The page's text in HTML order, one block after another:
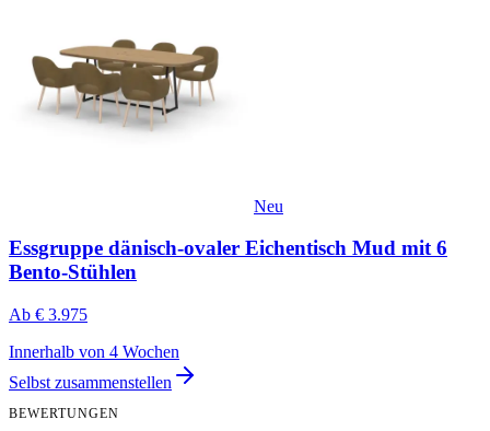
Neu
Essgruppe dänisch-ovaler Eichentisch Mud mit 6
Bento-Stühlen
Ab € 3.975
Innerhalb von 4 Wochen
Selbst zusammenstellen
BEWERTUNGEN